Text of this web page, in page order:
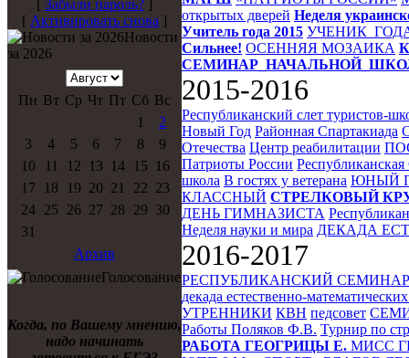
[ Забыли пароль? ]
[ Активировать снова ]
Новости
за 2026
Пн Вт Ср Чт Пт Сб Вс
1
2
3
4 5 6 7 8
9
10
11 12 13 14 15
16
17
18 19 20 21 22 23
24
25 26 27 28 29 30
31
Архив
Голосование
Когда, по Вашему мнению,
надо начинать
открытых дверей Неделя
Учитель года 2015
Сильнее! ОСЕННЯЯ МОЗАИКА
2015-2016
Республиканский слет туристов-
Новый Год Районная Спартакиада
Отечества Центр реабилитации
Патриоты России
школа В гостях у ветерана ЮНЫЙ
КЛАССНЫЙ СТРЕЛКОВЫЙ
ДЕНЬ ГИМНАЗИСТА
Неделя науки и мира ДЕКАДА
2016-2017
РЕСПУБЛИКАНСКИЙ СЕМИНАР
декада естественно-
УТРЕННИКИ КВН педсовет
Работы Поляков Ф.В. Турнир по
РАБОТА ГЕОГРИЦЫ Е. МИСС